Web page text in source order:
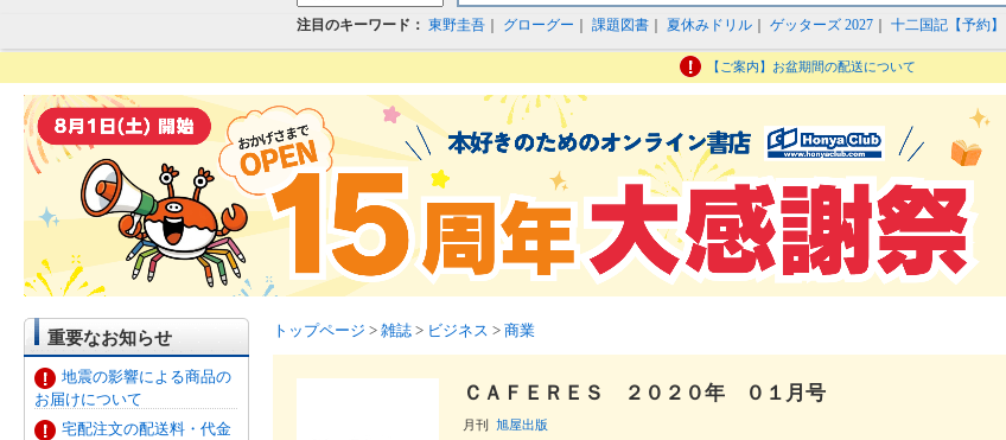
注目のキーワード： 東野圭吾 グローグー 課題図書 夏休みドリル ゲッターズ 2027 十二国記【予約】
【ご案内】お盆期間の配送について
重要なお知らせ
地震の影響による商品の
お届けについて
宅配注文の配送料・代金
トップページ > 雑誌 > ビジネス > 商業
ＣＡＦＥＲＥＳ ２０２０年 ０１月号
月刊 旭屋出版